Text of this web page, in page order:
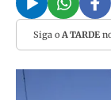
Siga o A TARDE